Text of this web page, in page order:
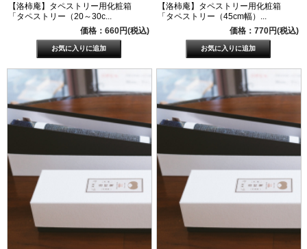
【洛柿庵】タペストリー用化粧箱
「タペストリー（20～30c...
価格：660円(税込)
【洛柿庵】タペストリー用化粧箱
「タペストリー（45cm幅）...
価格：770円(税込)